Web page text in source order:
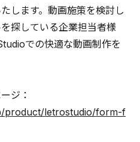
します。動画施策を検討し
探している企業担当者様
での快適な動画制作を
ジ：
product/letrostudio/form-f